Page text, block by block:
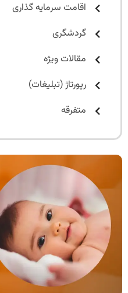
اقامت سرمایه گذاری
گردشگری
مقالات ویژه
رپورتاژ (تبلیغات)
متفرقه